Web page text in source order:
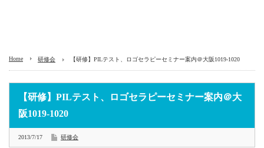
Home 研修会 【研修】PILテスト、ロゴセラピーセミナー案内＠大阪1019-1020
【研修】PILテスト、ロゴセラピーセミナー案内＠大
阪1019-1020
2013/7/17 研修会